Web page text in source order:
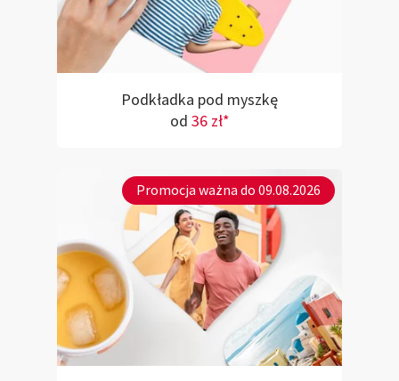
Podkładka pod myszkę
od 36 zł*
Promocja ważna do 09.08.2026